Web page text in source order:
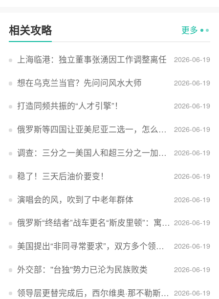
相关攻略 更多
2026-06-19
上海临港：独立董事张湧因工作调整离任
2026-06-19
想在乌克兰当官？先问问风水大师
2026-06-19
打造同频共振的“人才引擎”！
2026-06-19
俄罗斯等四国让亚美尼亚二选一，怎么回事？
2026-06-19
调查：三分之一美国人和超三分之一加拿大人感到经济压力
2026-06-19
稳了！三天后油价要变！
2026-06-19
演唱会的风，吹到了中老年群体
2026-06-19
俄罗斯“终结者”战车更名“斯皮里顿”：寓意强大可靠，彰显俄精神力量
2026-06-19
美国提出“非同寻常要求”，双方多个领域分歧依旧，印美贸易谈判进入“关键阶段”
2026-06-19
外交部：''台独''势力已沦为民族败类
2026-06-19
领导层更替完成后，西尔维奥·那不勒斯出任Lucid首席执行官